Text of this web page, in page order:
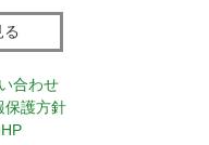
る
合わせ
保護方針